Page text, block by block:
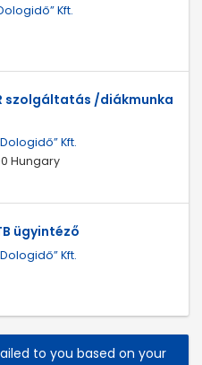
Kft.
szolgáltatás /diákmunka
Kft.
Hungary
ügyintéző
Kft.
to you based on your